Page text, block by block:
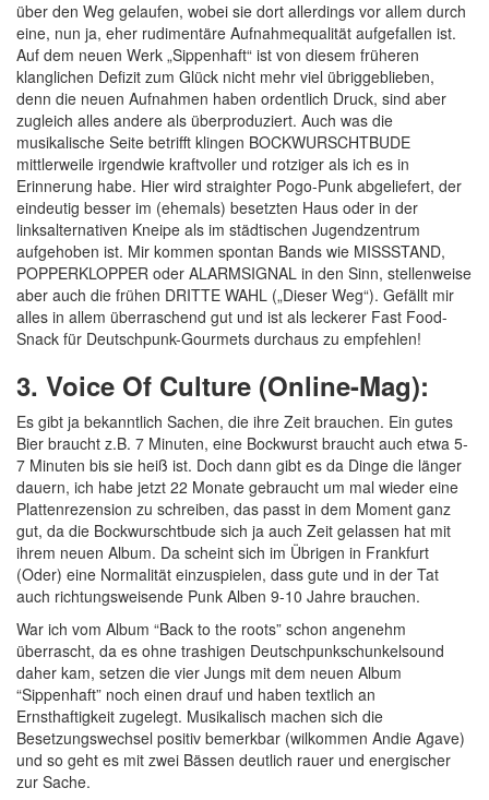
über den Weg gelaufen, wobei sie dort allerdings vor allem durch
eine, nun ja, eher rudimentäre Aufnahmequalität aufgefallen ist.
Auf dem neuen Werk „Sippenhaft“ ist von diesem früheren
klanglichen Defizit zum Glück nicht mehr viel übriggeblieben,
denn die neuen Aufnahmen haben ordentlich Druck, sind aber
zugleich alles andere als überproduziert. Auch was die
musikalische Seite betrifft klingen BOCKWURSCHTBUDE
mittlerweile irgendwie kraftvoller und rotziger als ich es in
Erinnerung habe. Hier wird straighter Pogo-Punk abgeliefert, der
eindeutig besser im (ehemals) besetzten Haus oder in der
linksalternativen Kneipe als im städtischen Jugendzentrum
aufgehoben ist. Mir kommen spontan Bands wie MISSSTAND,
POPPERKLOPPER oder ALARMSIGNAL in den Sinn, stellenweise
aber auch die frühen DRITTE WAHL („Dieser Weg“). Gefällt mir
alles in allem überraschend gut und ist als leckerer Fast Food-
Snack für Deutschpunk-Gourmets durchaus zu empfehlen!
3. Voice Of Culture (Online-Mag):
Es gibt ja bekanntlich Sachen, die ihre Zeit brauchen. Ein gutes
Bier braucht z.B. 7 Minuten, eine Bockwurst braucht auch etwa 5-
7 Minuten bis sie heiß ist. Doch dann gibt es da Dinge die länger
dauern, ich habe jetzt 22 Monate gebraucht um mal wieder eine
Plattenrezension zu schreiben, das passt in dem Moment ganz
gut, da die Bockwurschtbude sich ja auch Zeit gelassen hat mit
ihrem neuen Album. Da scheint sich im Übrigen in Frankfurt
(Oder) eine Normalität einzuspielen, dass gute und in der Tat
auch richtungsweisende Punk Alben 9-10 Jahre brauchen.
War ich vom Album “Back to the roots” schon angenehm
überrascht, da es ohne trashigen Deutschpunkschunkelsound
daher kam, setzen die vier Jungs mit dem neuen Album
“Sippenhaft” noch einen drauf und haben textlich an
Ernsthaftigkeit zugelegt. Musikalisch machen sich die
Besetzungswechsel positiv bemerkbar (wilkommen Andie Agave)
und so geht es mit zwei Bässen deutlich rauer und energischer
zur Sache.